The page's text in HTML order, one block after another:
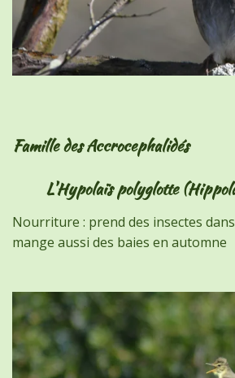
Famille des Accrocephalidés
L'Hypolaïs polyglotte
Nourriture : prend des insectes
mange aussi des baies en automne